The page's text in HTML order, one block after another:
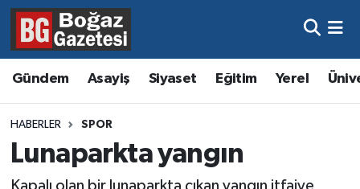
Gündem Asayiş Siyaset Eğitim Yerel
HABERLER SPOR
Lunaparkta yangın
Kapalı olan bir lunaparkta çıkan yangın itfaiye
Asayiş
Eğitim
Gündem
Hava Durumu
Trafik Durumu
Süper Lig Puan Durumu ve Fikstür
Tüm Manşetler